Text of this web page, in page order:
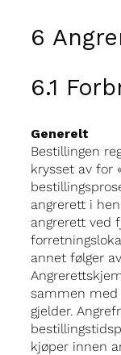
6
6.1
Generelt
Bestillingen
krysset av for
angrerett i
angrerett ved
annet følger
sammen med
gjelder.
kjøper innen